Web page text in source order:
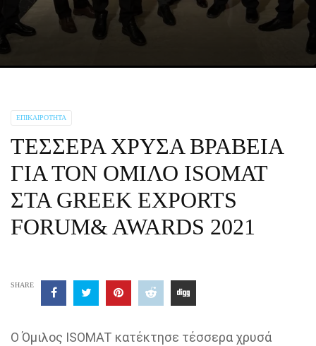
ΕΠΙΚΑΙΡΌΤΗΤΑ
ΤΕΣΣΕΡΑ ΧΡΥΣΑ ΒΡΑΒΕΙΑ
ΓΙΑ ΤΟΝ ΟΜΙΛΟ ISOMAT
ΣΤΑ GREEK EXPORTS
FORUM& AWARDS 2021
SHARE
Ο Όμιλος ISOMAT κατέκτησε τέσσερα χρυσά